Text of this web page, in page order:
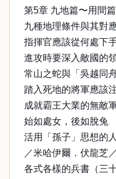
第5章 九地篇〜用間篇
九種地理條件與其對
指揮官應該從何處下
進攻時要深入敵國的
常山之蛇與「吳越同舟
踏入死地的將軍應該
成就霸王大業的無敵
始如處女，後如脫兔
活用「孫子」思想的
／米哈伊爾．伏龍芝
各式各樣的兵書（三